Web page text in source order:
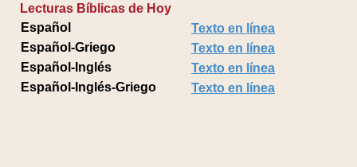
Lecturas Bíblicas de Hoy
Español
Texto en línea
Español-Griego
Texto en línea
Español-Inglés
Texto en línea
Español-Inglés-Griego
Texto en línea